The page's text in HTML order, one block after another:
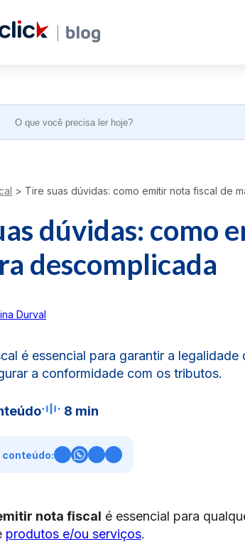
> Tire suas dúvidas: como emitir nota fiscal de
dúvidas: como
descomplicada
Durval
é essencial para garantir a
a conformidade com os tributos.
8 min
nota fiscal é essencial para
produtos e/ou serviços.